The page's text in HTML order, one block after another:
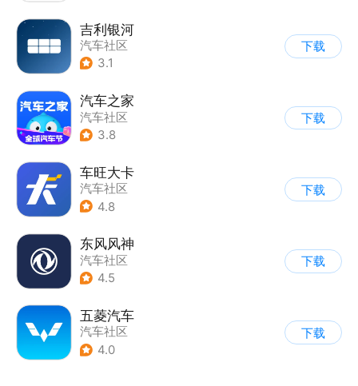
吉利银河
汽车社区
3.1
下载
汽车之家
汽车社区
3.8
下载
车旺大卡
汽车社区
4.8
下载
东风风神
汽车社区
4.5
下载
五菱汽车
汽车社区
4.0
下载